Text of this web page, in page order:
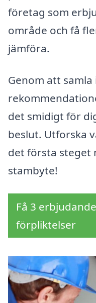
företag som
område och få
jämföra.
Genom att
det smidigt för
beslut. Utforska
det första steget
stambyte!
Få 3
förpliktelser